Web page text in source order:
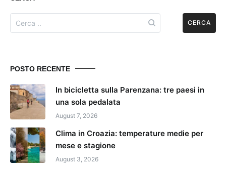
Search
for:
POSTO RECENTE
In bicicletta sulla Parenzana: tre paesi in
una sola pedalata
August 7, 2026
Clima in Croazia: temperature medie per
mese e stagione
August 3, 2026